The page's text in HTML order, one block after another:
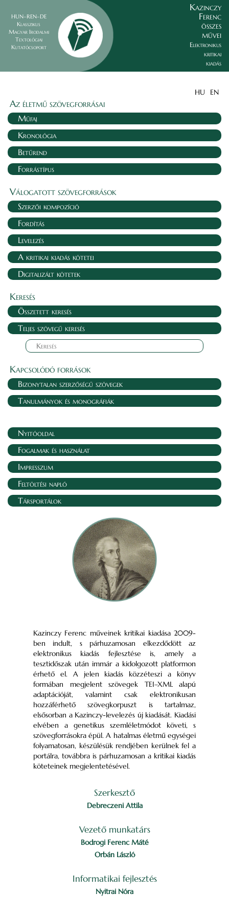
HUN–REN–DE
Klasszikus
Magyar Irodalmi
Textológiai
Kutatócsoport
Kazinczy
Ferenc
összes
művei
Elektronikus
kritikai
kiadás
HU EN
Az életmű szövegforrásai
Műfaj
Kronológia
Betűrend
Forrástípus
Válogatott szövegforrások
Szerzői kompozíció
Fordítás
Levelezés
A kritikai kiadás kötetei
Digitalizált kötetek
Keresés
Összetett keresés
Teljes szövegű keresés
Kapcsolódó források
Bizonytalan szerzőségű szövegek
Tanulmányok és monográfiák
Nyitóoldal
Fogalmak és használat
Impresszum
Feltöltési napló
Társportálok
Kazinczy Ferenc műveinek kritikai kiadása 2009-
ben indult, s párhuzamosan elkezdődött az
elektronikus kiadás fejlesztése is, amely a
tesztidőszak után immár a kidolgozott platformon
érhető el. A jelen kiadás közzéteszi a könyv
formában megjelent szövegek TEI–XML alapú
adaptációját, valamint csak elektronikusan
hozzáférhető szövegkorpuszt is tartalmaz,
elsősorban a Kazinczy-levelezés új kiadását. Kiadási
elvében a genetikus szemléletmódot követi, s
szövegforrásokra épül. A hatalmas életmű egységei
folyamatosan, készülésük rendjében kerülnek fel a
portálra, továbbra is párhuzamosan a kritikai kiadás
köteteinek megjelentetésével.
Szerkesztő
Debreczeni Attila
Vezető munkatárs
Bodrogi Ferenc Máté
Orbán László
Informatikai fejlesztés
Nyitrai Nóra